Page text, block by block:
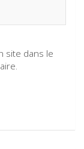
site dans le